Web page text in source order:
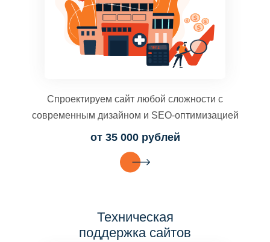
Спроектируем сайт любой сложности с
современным дизайном и SEO-оптимизацией
от 35 000 рублей
Техническая
поддержка сайтов